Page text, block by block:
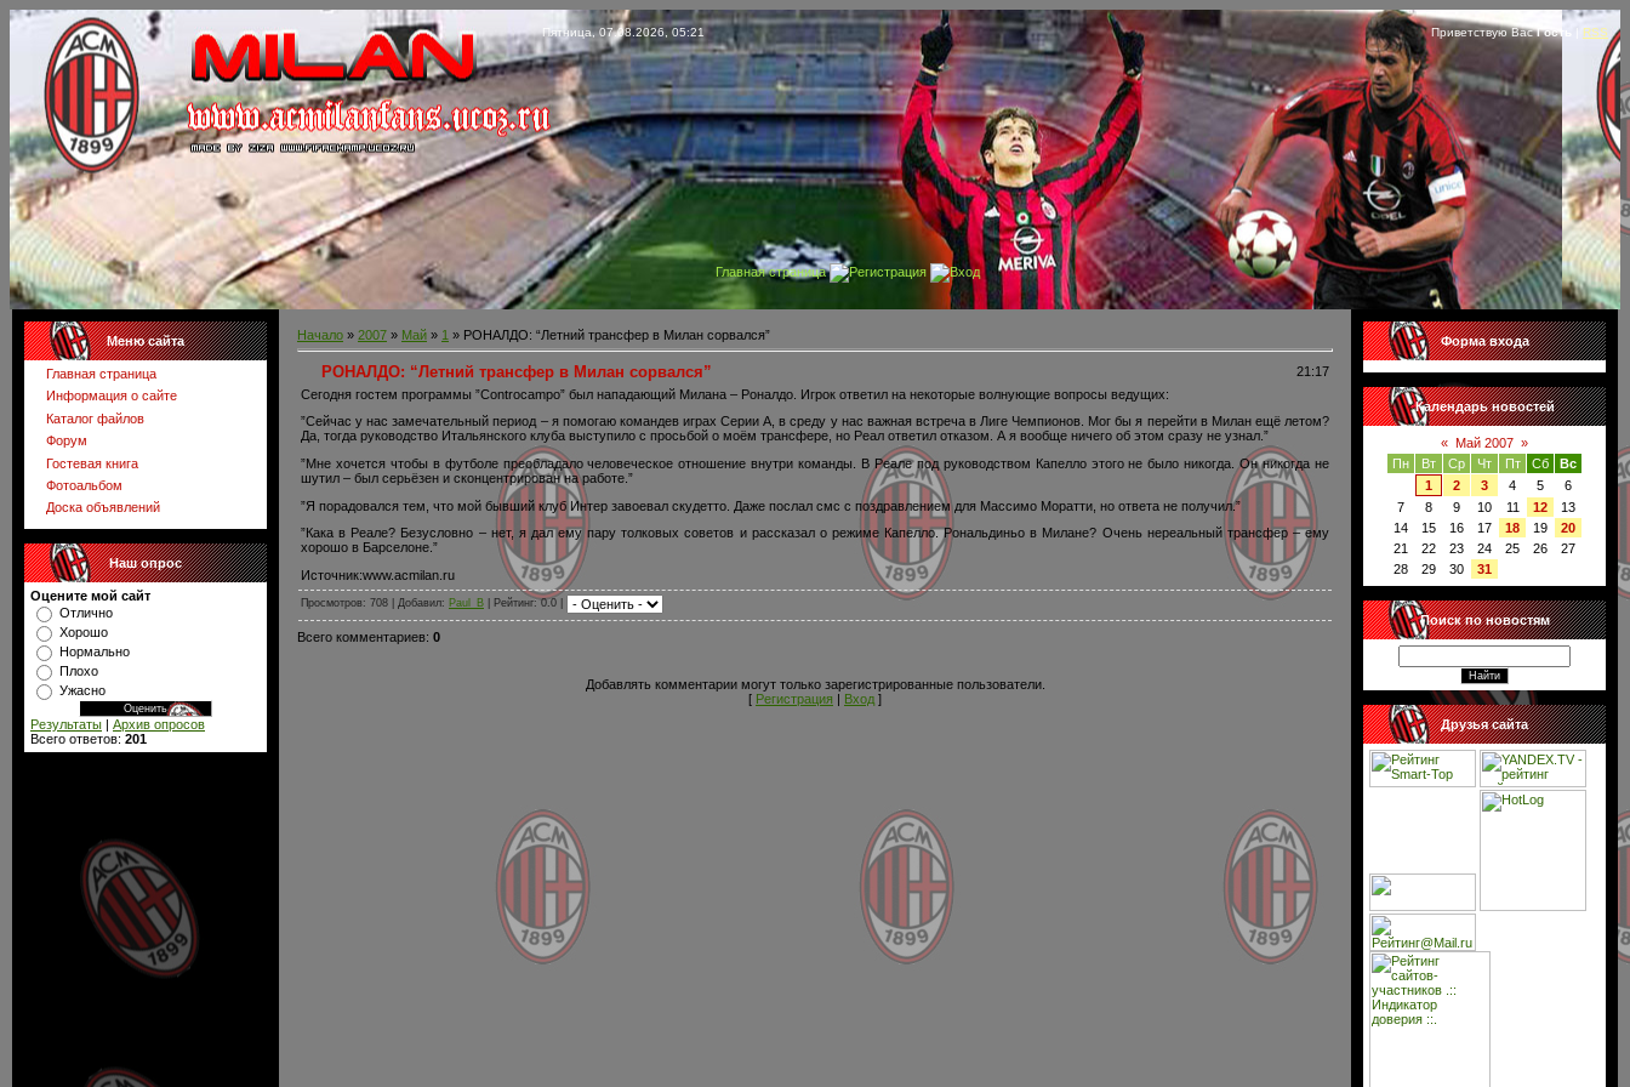
Пятница, 07.08.2026, 05:21 Приветствую ВасГость RSS
Главная страница Регистрация Вход
Меню сайта
Главная страница
Информация о сайте
Каталог файлов
Форум
Гостевая книга
Фотоальбом
Доска объявлений
Наш опрос
Оцените мой сайт
Отлично
Хорошо
Нормально
Плохо
Ужасно
Результаты | Архив опросов
Всего ответов: 201
Начало » 2007 » Май » 1 » РОНАЛДО: “Летний трансфер в Милан сорвался”
РОНАЛДО: “Летний трансфер в Милан сорвался”
21:17
Сегодня гостем программы ”Controcampo” был нападающий Милана – Роналдо. Игрок ответил на некоторые волнующие вопросы ведущих:
”Сейчас у нас замечательный период – я помогаю командев играх Серии А, в среду у нас важная встреча в Лиге Чемпионов. Мог бы я перейти в Милан ещё летом?
Да, тогда руководство Итальянского клуба выступило с просьбой о моём трансфере, но Реал ответил отказом. А я вообще ничего об этом сразу не узнал.”
”Мне хочется чтобы в футболе преобладало человеческое отношение внутри команды. В Реале под руководством Капелло этого не было никогда. Он никогда не
шутил – был серьёзен и сконцентрирован на работе.”
”Я порадовался тем, что мой бывший клуб Интер завоевал скудетто. Даже послал смс с поздравлением для Массимо Моратти, но ответа не получил.”
”Кака в Реале? Безусловно – нет, я дал ему пару толковых советов и рассказал о режиме Капелло. Рональдиньо в Милане? Очень нереальный трансфер – ему
хорошо в Барселоне.”
Источник:www.acmilan.ru
Просмотров: 708 | Добавил: Paul_B | Рейтинг: 0.0 |
Всего комментариев: 0
Добавлять комментарии могут только зарегистрированные пользователи.
[ Регистрация | Вход ]
Форма входа
Календарь новостей
« Май 2007 »
Пн
Вт Ср Чт Пт Сб
Вс
1
2 3 4 5
6
7
8 9 10 11 12
13
14
15 16 17 18 19
20
21
22 23 24 25 26
27
28
29 30 31
Поиск по новостям
Друзья сайта